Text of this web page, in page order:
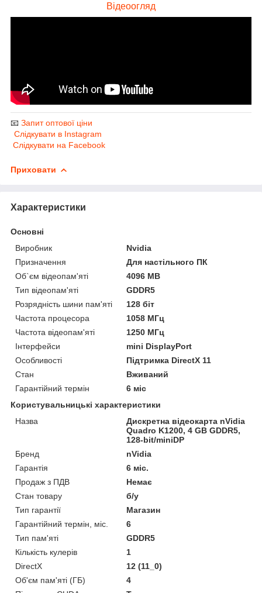
Відеоогляд
📧 Запит оптової ціни
Слідкувати в Instagram
Слідкувати на Facebook
Приховати
Характеристики
Основні
Виробник
Nvidia
Призначення
Для настільного ПК
Об`єм відеопам'яті
4096 MB
Тип відеопам'яті
GDDR5
Розрядність шини пам'яті
128 біт
Частота процесора
1058 МГц
Частота відеопам'яті
1250 МГц
Інтерфейси
mini DisplayPort
Особливості
Підтримка DirectX 11
Стан
Вживаний
Гарантійний термін
6 міс
Користувальницькі характеристики
Назва
Дискретна відеокарта nVidia
Quadro K1200, 4 GB GDDR5,
128-bit/miniDP
Бренд
nVidia
Гарантія
6 міс.
Продаж з ПДВ
Немає
Стан товару
б/у
Тип гарантії
Магазин
Гарантійний термін, міс.
6
Тип пам'яті
GDDR5
Кількість кулерів
1
DirectX
12 (11_0)
Об'єм пам'яті (ГБ)
4